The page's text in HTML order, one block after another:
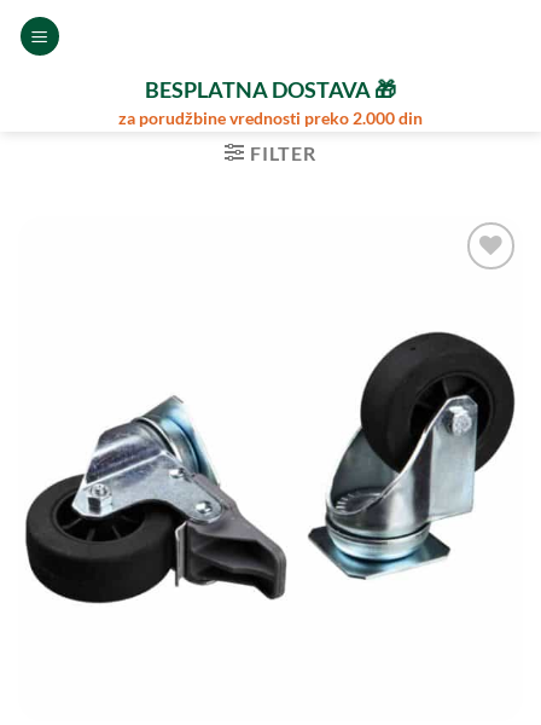
Preskoči
BESPLATNA DOSTAVA 🎁
za porudžbine vrednosti preko 2.000 din
FILTER
Omiljene